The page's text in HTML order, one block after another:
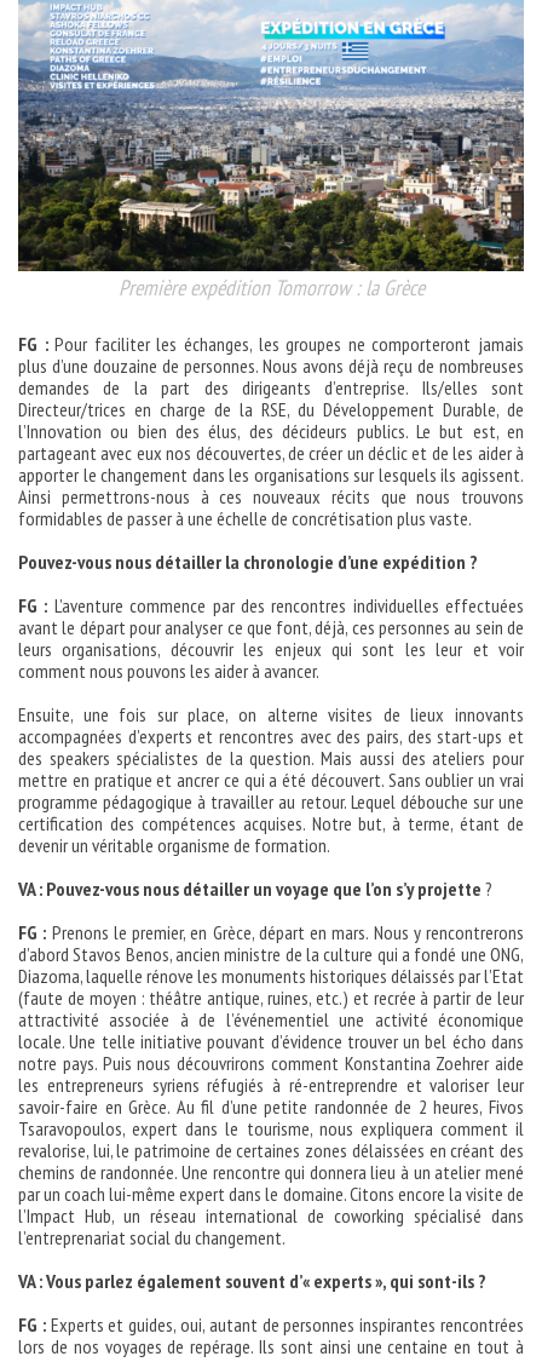
Première expédition Tomorrow : la Grèce
FG :Pour faciliter les échanges, les groupes ne comporteront jamais
plus d’une douzaine de personnes. Nous avons déjà reçu de nombreuses
demandes de la part des dirigeants d’entreprise. Ils/elles sont
Directeur/trices en charge de la RSE, du Développement Durable, de
l’Innovation ou bien des élus, des décideurs publics. Le but est, en
partageant avec eux nos découvertes, de créer un déclic et de les aider à
apporter le changement dans les organisations sur lesquels ils agissent.
Ainsi permettrons-nous à ces nouveaux récits que nous trouvons
formidables de passer à une échelle de concrétisation plus vaste.
Pouvez-vous nous détailler la chronologie d’une expédition ?
FG : L’aventure commence par des rencontres individuelles effectuées
avant le départ pour analyser ce que font, déjà, ces personnes au sein de
leurs organisations, découvrir les enjeux qui sont les leur et voir
comment nous pouvons les aider à avancer.
Ensuite, une fois sur place, on alterne visites de lieux innovants
accompagnées d’experts et rencontres avec des pairs, des start-ups et
des speakers spécialistes de la question. Mais aussi des ateliers pour
mettre en pratique et ancrer ce qui a été découvert. Sans oublier un vrai
programme pédagogique à travailler au retour. Lequel débouche sur une
certification des compétences acquises. Notre but, à terme, étant de
devenir un véritable organisme de formation.
VA : Pouvez-vous nous détailler un voyage que l’on s’y projette ?
FG : Prenons le premier, en Grèce, départ en mars. Nous y rencontrerons
d’abord Stavos Benos, ancien ministre de la culture qui a fondé une ONG,
Diazoma, laquelle rénove les monuments historiques délaissés par l’Etat
(faute de moyen : théâtre antique, ruines, etc.) et recrée à partir de leur
attractivité associée à de l’événementiel une activité économique
locale. Une telle initiative pouvant d’évidence trouver un bel écho dans
notre pays. Puis nous découvrirons comment Konstantina Zoehrer aide
les entrepreneurs syriens réfugiés à ré-entreprendre et valoriser leur
savoir-faire en Grèce. Au fil d’une petite randonnée de 2 heures, Fivos
Tsaravopoulos, expert dans le tourisme, nous expliquera comment il
revalorise, lui, le patrimoine de certaines zones délaissées en créant des
chemins de randonnée. Une rencontre qui donnera lieu à un atelier mené
par un coach lui-même expert dans le domaine. Citons encore la visite de
l’Impact Hub, un réseau international de coworking spécialisé dans
l’entreprenariat social du changement.
VA : Vous parlez également souvent d’« experts », qui sont-ils ?
FG : Experts et guides, oui, autant de personnes inspirantes rencontrées
lors de nos voyages de repérage. Ils sont ainsi une centaine en tout à